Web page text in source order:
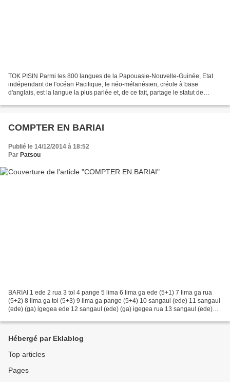
TOK PISIN Parmi les 800 langues de la Papouasie-Nouvelle-Guinée, Etat
indépendant de l'océan Pacifique, le néo-mélanésien, créole à base
d'anglais, est la langue la plus parlée et, de ce fait, partage le statut de
COMPTER EN BARIAI
Publié le 14/12/2014 à 18:52
Par Patsou
BARIAI 1 ede 2 rua 3 tol 4 pange 5 lima 6 lima ga ede (5+1) 7 lima ga rua
(5+2) 8 lima ga tol (5+3) 9 lima ga pange (5+4) 10 sangaul (ede) 11 sangaul
(ede) (ga) igegea ede 12 sangaul (ede) (ga) igegea rua 13 sangaul (ede)
Hébergé par Eklablog
Top articles
Pages